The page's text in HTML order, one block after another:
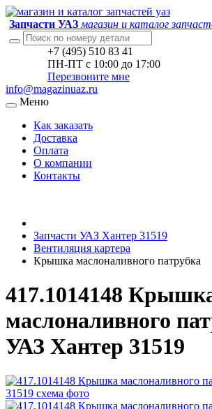
Запчасти УАЗ магазин и каталог
+7 (495) 510 83 41
ПН-ПТ с 10:00 до 17:00
Перезвоните мне
info@magazinuaz.ru
Меню
Как заказать
Доставка
Оплата
О компании
Контакты
Запчасти УАЗ Хантер 31519
Вентиляция картера
Крышка маслоналивного патрубка
417.1014148
маслоналивного
УАЗ Хантер 31519